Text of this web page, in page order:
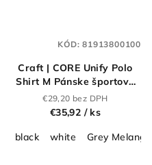
Bottle Green Grey Melange
Craft | CORE Unify Polo
Shirt M Pánske športové
polo_81.9138
€29,20 bez DPH
€35,92 / ks
black
white Grey Melange
KÓD:81913800100